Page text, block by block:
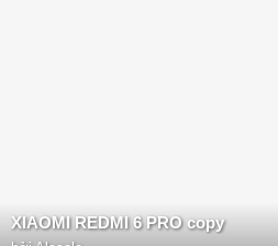
XIAOMI REDMI 6 PRO copy